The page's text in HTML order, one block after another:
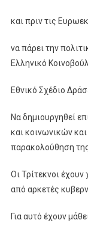
και πριν τις
να πάρει την
Ελληνικό
Εθνικό Σχέδιο
Να δημιουργηθεί
και κοινωνικών
παρακολούθηση
Οι Τρίτεκνοι
από αρκετές
Για αυτό έχουν